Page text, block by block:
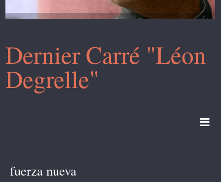
Dernier Carré "Léon
Degrelle"
fuerza nueva